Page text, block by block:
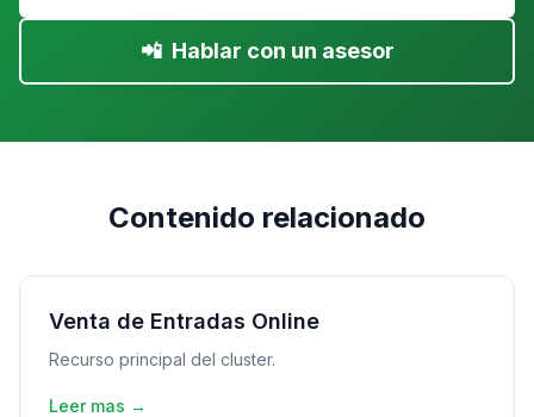
📲 Hablar con un asesor
Contenido relacionado
Venta de Entradas Online
Recurso principal del cluster.
Leer mas →